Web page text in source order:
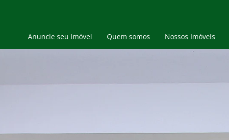
Anuncie seu Imóvel
Quem somos
Nossos Imóveis